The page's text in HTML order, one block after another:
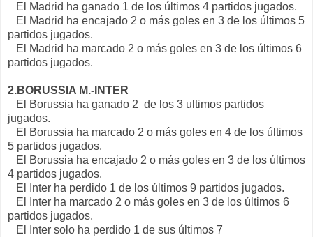
El Madrid ha ganado 1 de los últimos 4 partidos jugados.
El Madrid ha encajado 2 o más goles en 3 de los últimos 5
partidos jugados.
El Madrid ha marcado 2 o más goles en 3 de los últimos 6
partidos jugados.
2.BORUSSIA M.-INTER
El Borussia ha ganado 2 de los 3 ultimos partidos
jugados.
El Borussia ha marcado 2 o más goles en 4 de los últimos
5 partidos jugados.
El Borussia ha encajado 2 o más goles en 3 de los últimos
4 partidos jugados.
El Inter ha perdido 1 de los últimos 9 partidos jugados.
El Inter ha marcado 2 o más goles en 3 de los últimos 6
partidos jugados.
El Inter solo ha perdido 1 de sus últimos 7